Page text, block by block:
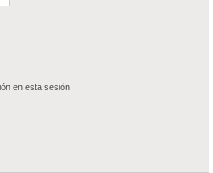
en esta sesión